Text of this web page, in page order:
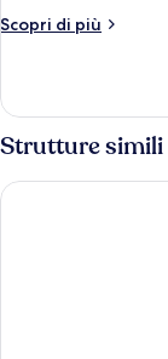
Room
bed)
Scopri di più
Altri
Standard
Room
extra
Strutture simili
AC Hotel Málaga